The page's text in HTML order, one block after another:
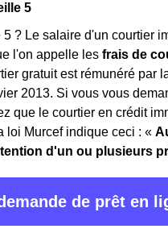
5
? Le salaire d'un courtier
l'on appelle les frais de
gratuit est rémunéré par
2013. Si vous vous
que le courtier en crédit
loi Murcef indique ceci : «
d'un ou plusieurs
de prêt en